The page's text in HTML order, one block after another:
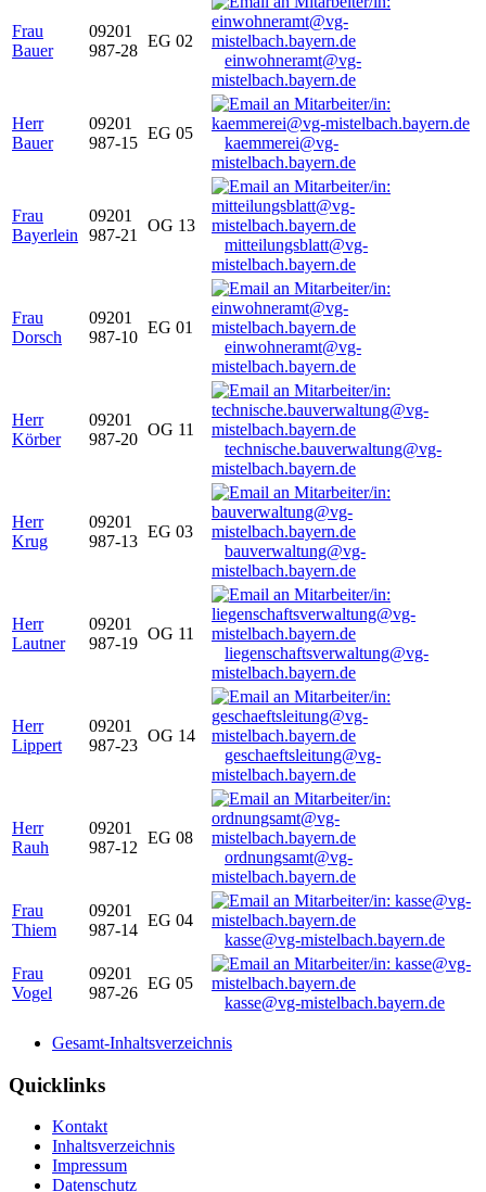
Frau
Bauer
09201
987-28
EG 02
einwohneramt@vg-
mistelbach.bayern.de
Herr
Bauer
09201
987-15
EG 05
kaemmerei@vg-
mistelbach.bayern.de
Frau
Bayerlein
09201
987-21
OG 13
mitteilungsblatt@vg-
mistelbach.bayern.de
Frau
Dorsch
09201
987-10
EG 01
einwohneramt@vg-
mistelbach.bayern.de
Herr
Körber
09201
987-20
OG 11
technische.bauverwaltung@vg-
mistelbach.bayern.de
Herr
Krug
09201
987-13
EG 03
bauverwaltung@vg-
mistelbach.bayern.de
Herr
Lautner
09201
987-19
OG 11
liegenschaftsverwaltung@vg-
mistelbach.bayern.de
Herr
Lippert
09201
987-23
OG 14
geschaeftsleitung@vg-
mistelbach.bayern.de
Herr
Rauh
09201
987-12
EG 08
ordnungsamt@vg-
mistelbach.bayern.de
Frau
Thiem
09201
987-14
EG 04
kasse@vg-mistelbach.bayern.de
Frau
Vogel
09201
987-26
EG 05
kasse@vg-mistelbach.bayern.de
Gesamt-Inhaltsverzeichnis
Quicklinks
Kontakt
Inhaltsverzeichnis
Impressum
Datenschutz